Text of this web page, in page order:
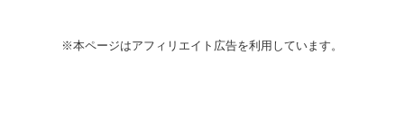
※本ページはアフィリエイト広告を利用しています。